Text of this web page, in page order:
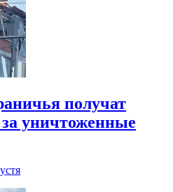
получат
уничтоженные